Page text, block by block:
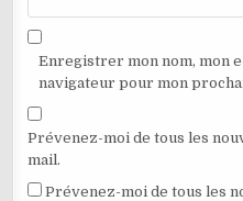
Enregistrer mon nom, mon
navigateur pour mon
Prévenez-moi de tous les
mail.
Prévenez-moi de tous les